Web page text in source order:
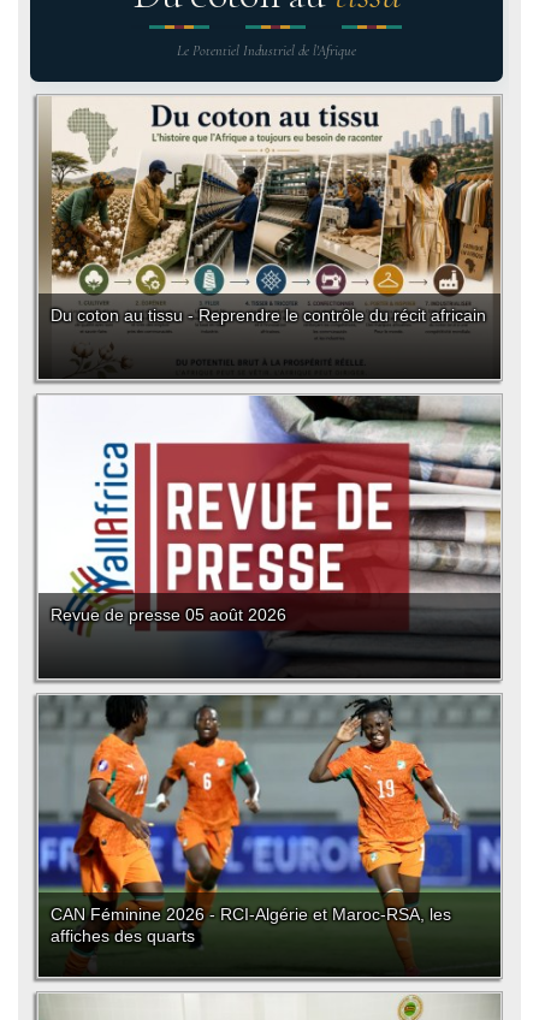
Le Potentiel Industriel de l'Afrique
Du coton au tissu - Reprendre le contrôle du récit africain
Revue de presse 05 août 2026
CAN Féminine 2026 - RCI-Algérie et Maroc-RSA, les
affiches des quarts